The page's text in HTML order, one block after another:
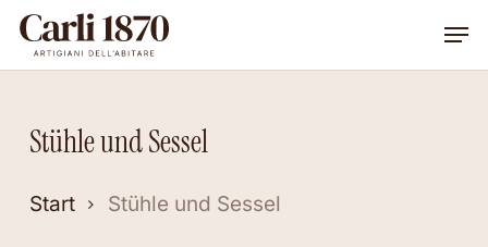
Skip
main
Stühle und Sessel
Start Stühle und Sessel